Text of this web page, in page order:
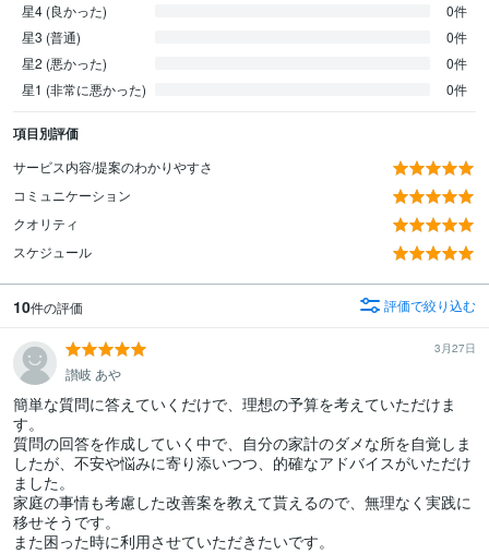
星4 (良かった)
0件
星3 (普通)
0件
星2 (悪かった)
0件
星1 (非常に悪かった)
0件
項目別評価
サービス内容/提案のわかりやすさ
コミュニケーション
クオリティ
スケジュール
10件の評価 評価で絞り込む
3月27日
讃岐 あや
簡単な質問に答えていくだけで、理想の予算を考えていただけま
す。
質問の回答を作成していく中で、自分の家計のダメな所を自覚しま
したが、不安や悩みに寄り添いつつ、的確なアドバイスがいただけ
ました。
家庭の事情も考慮した改善案を教えて貰えるので、無理なく実践に
移せそうです。
また困った時に利用させていただきたいです。